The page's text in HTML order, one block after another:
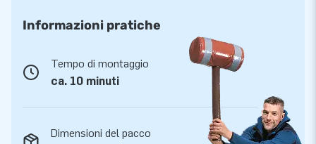
Informazioni pratiche
Tempo di montaggio
ca. 10 minuti
Dimensioni del pacco